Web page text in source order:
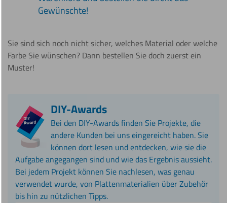
Gewünschte!
Sie sind sich noch nicht sicher, welches Material oder welche
Farbe Sie wünschen? Dann bestellen Sie doch zuerst ein
Muster!
DIY-Awards
Bei den DIY-Awards finden Sie Projekte, die
andere Kunden bei uns eingereicht haben. Sie
können dort lesen und entdecken, wie sie die
Aufgabe angegangen sind und wie das Ergebnis aussieht.
Bei jedem Projekt können Sie nachlesen, was genau
verwendet wurde, von Plattenmaterialien über Zubehör
bis hin zu nützlichen Tipps.